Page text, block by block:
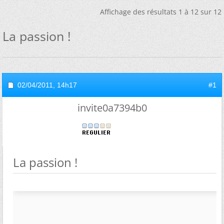
Affichage des résultats 1 à 12 sur 12
La passion !
02/04/2011, 14h17 #1
invite0a7394b0
La passion !